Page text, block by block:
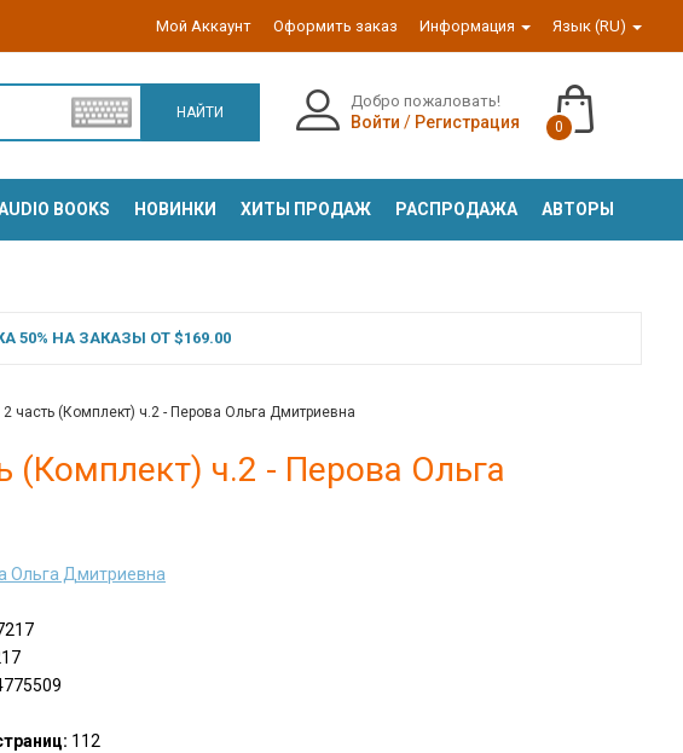
Мой Аккаунт Оформить заказ Информация Язык (RU)
НАЙТИ
Добро пожаловать!
Войти / Регистрация 0
BOOKS НОВИНКИ ХИТЫ ПРОДАЖ РАСПРОДАЖА АВТОРЫ
НА ЗАКАЗЫ ОТ $169.00
2 часть (Комплект) ч.2 - Перова Ольга Дмитриевна
(Комплект) ч.2 - Перова Ольга
Ольга Дмитриевна
112